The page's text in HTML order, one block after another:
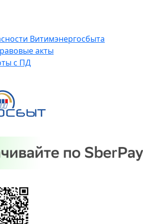
Витимэнергосбыта
акты
с ПД